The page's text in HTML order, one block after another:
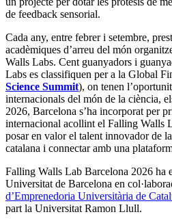
de feedback sensorial.
Cada any, entre febrer i setembre,
acadèmiques d’arreu del món
Walls Labs. Cent guanyadors i
Labs es classifiquen per a la Global
Science Summit), on tenen
internacionals del món de la ciència,
2026, Barcelona s’ha incorporat per
internacional acollint el Falling Walls
posar en valor el talent innovador de
catalana i connectar amb una
Falling Walls Lab Barcelona 2026 ha
Universitat de Barcelona en
d’Emprenedoria Universitària de
part la Universitat Ramon Llull.